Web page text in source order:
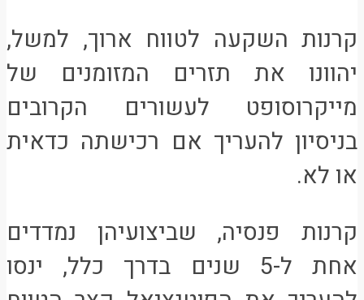
קרנות השקעה לטווח ארוך, למשל,
יהוונו את תזרים המזומנים של
מייקרוסופט לעשורים הקרובים
בניסיון להעריך אם רכישתה כדאית
או לא.
קרנות פנסיה, שביצועיהן נמדדים
אחת ל-5 שנים בדרך כלל, ינסו